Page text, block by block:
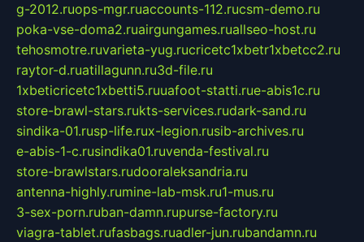
g-2012.ruops-mgr.ruaccounts-112.rucsm-demo.ru
poka-vse-doma2.ruairgungames.ruallseo-host.ru
tehosmotre.ruvarieta-yug.rucricetc1xbetr1xbetcc2.ru
raytor-d.ruatillagunn.ru3d-file.ru
1xbeticricetc1xbetti5.ruuafoot-statti.rue-abis1c.ru
store-brawl-stars.rukts-services.rudark-sand.ru
sindika-01.rusp-life.rux-legion.rusib-archives.ru
e-abis-1-c.rusindika01.ruvenda-festival.ru
store-brawlstars.rudooraleksandria.ru
antenna-highly.rumine-lab-msk.ru1-mus.ru
3-sex-porn.ruban-damn.rupurse-factory.ru
viagra-tablet.rufasbags.ruadler-jun.rubandamn.ru